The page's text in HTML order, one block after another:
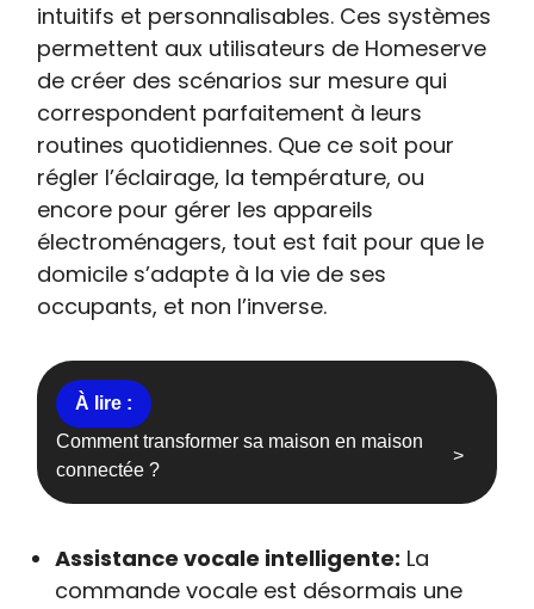
intuitifs et personnalisables. Ces systèmes
permettent aux utilisateurs de Homeserve
de créer des scénarios sur mesure qui
correspondent parfaitement à leurs
routines quotidiennes. Que ce soit pour
régler l’éclairage, la température, ou
encore pour gérer les appareils
électroménagers, tout est fait pour que le
domicile s’adapte à la vie de ses
occupants, et non l’inverse.
Comment transformer sa maison en maison
connectée ?
Assistance vocale intelligente: La
commande vocale est désormais une